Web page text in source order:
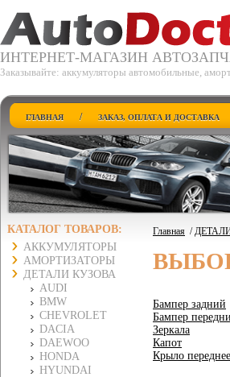
ИНТЕРНЕТ-МАГАЗИН
Заказывайте: аккумуляторы автомобильные,
ГЛАВНАЯ / ЗАКАЗ, ОПЛАТА И ДОСТАВКА
КАТАЛОГ ТОВАРОВ:
АККУМУЛЯТОРЫ
АМОРТИЗАТОРЫ
ДЕТАЛИ КУЗОВА
AUDI
BMW
CHEVROLET
DACIA
DAEWOO
HONDA
HYUNDAI
Главная /
Бампер задний
Бампер
Зеркала
Капот
Крыло переднее